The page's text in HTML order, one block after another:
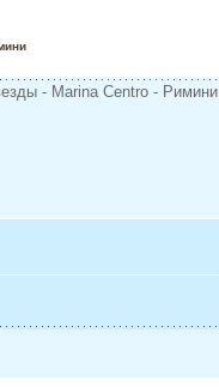
- Marina Centro - Римини